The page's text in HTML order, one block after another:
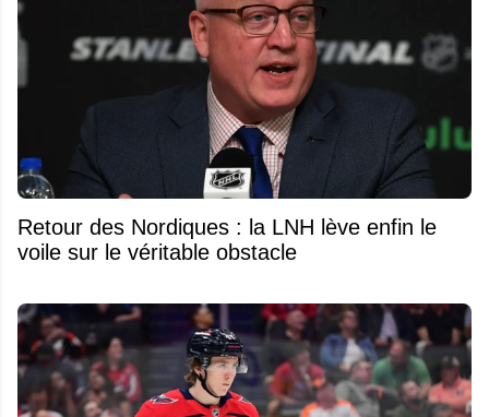
Retour des Nordiques : la LNH lève enfin le
voile sur le véritable obstacle